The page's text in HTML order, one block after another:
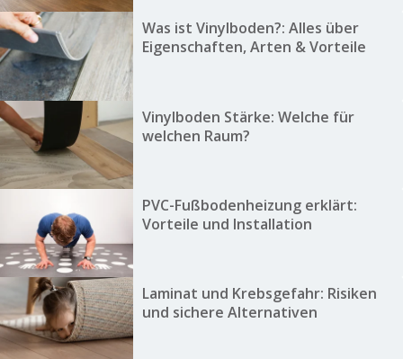
Was ist Vinylboden?: Alles über
Eigenschaften, Arten & Vorteile
Vinylboden Stärke: Welche für
welchen Raum?
PVC-Fußbodenheizung erklärt:
Vorteile und Installation
Laminat und Krebsgefahr: Risiken
und sichere Alternativen